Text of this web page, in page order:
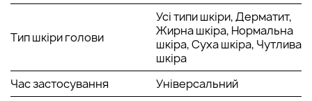
Тип шкіри голови
Усі типи шкіри, Дерматит,
Жирна шкіра, Нормальна
шкіра, Суха шкіра, Чутлива
шкіра
Час застосування
Універсальний